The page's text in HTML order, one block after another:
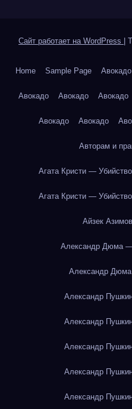
Сайт работает на WordPress
Home Sample Page Авокадо
Авокадо Авокадо Авокадо
Авокадо Авокадо
Авторам и
Агата Кристи —
Агата Кристи —
Айзек
Александр Дюма
Александр
Александр
Александр
Александр
Александр
Александр